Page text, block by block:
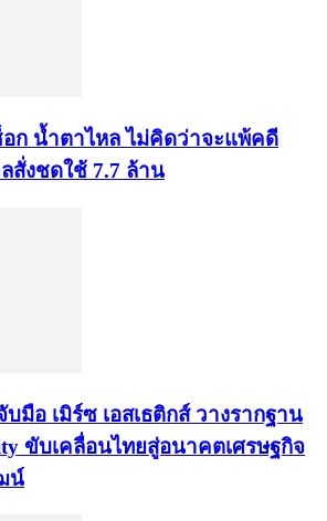
ก น้ำตาไหล ไม่คิดว่าจะแพ้คดี
สั่งชดใช้ 7.7 ล้าน
มือ เมิร์ซ เอสเธติกส์ วางรากฐาน
ขับเคลื่อนไทยสู่อนาคตเศรษฐกิจ
น์